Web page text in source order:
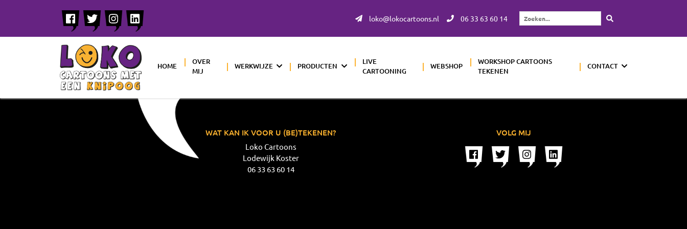
loko@lokocartoons.nl 06 33 63 60 14
Zoeken...
HOME
OVER
MIJ
WERKWIJZE PRODUCTEN
LIVE
CARTOONING
WEBSHOP
WORKSHOP CARTOONS
TEKENEN
CONTACT
WAT KAN IK VOOR U (BE)TEKENEN?
Loko Cartoons
Lodewijk Koster
06 33 63 60 14
VOLG MIJ